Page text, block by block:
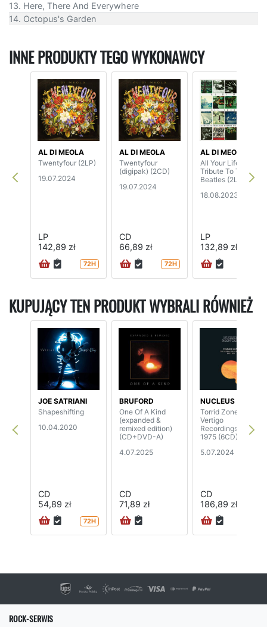
13. Here, There And Everywhere
14. Octopus's Garden
INNE PRODUKTY TEGO WYKONAWCY
AL DI MEOLA
Twentyfour (2LP)
19.07.2024
LP
142,89 zł
72H
AL DI MEOLA
Twentyfour
(digipak) (2CD)
19.07.2024
CD
66,89 zł
72H
AL DI MEOLA
All Your Life: A
Tribute To The
Beatles (2LP)
18.08.2023
LP
132,89 zł
KUPUJĄCY TEN PRODUKT WYBRALI RÓWNIEŻ
JOE SATRIANI
Shapeshifting
10.04.2020
CD
54,89 zł
72H
BRUFORD
One Of A Kind
(expanded &
remixed edition)
(CD+DVD-A)
4.07.2025
CD
71,89 zł
NUCLEUS
Torrid Zone - The
Vertigo
Recordings 1970-
1975 (6CD)
5.07.2024
CD
186,89 zł
ROCK-SERWIS